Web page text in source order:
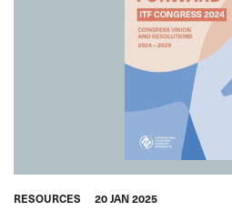
RESOURCES 20 JAN 2025